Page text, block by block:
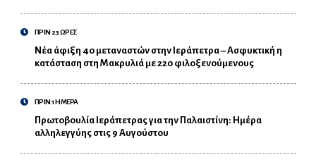
ΠΡΙΝ 23 ΩΡΕΣ
Νέα άφιξη 40 μεταναστών στην Ιεράπετρα – Ασφυκτική η
κατάσταση στη Μακρυλιά με 220 φιλοξενούμενους
ΠΡΙΝ 1 ΗΜΕΡΑ
Πρωτοβουλία Ιεράπετρας για την Παλαιστίνη: Ημέρα
αλληλεγγύης στις 9 Αυγούστου